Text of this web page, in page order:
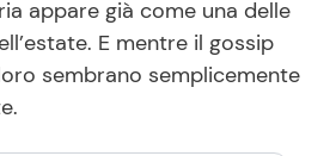
appare già come una delle
E mentre il gossip
sembrano semplicemente